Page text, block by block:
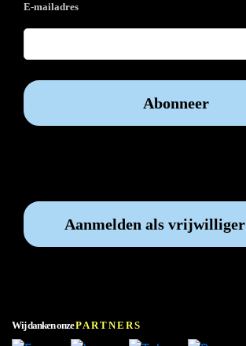
E-mailadres
Aanmelden als vrijwilliger
Wij danken onzePARTNERS